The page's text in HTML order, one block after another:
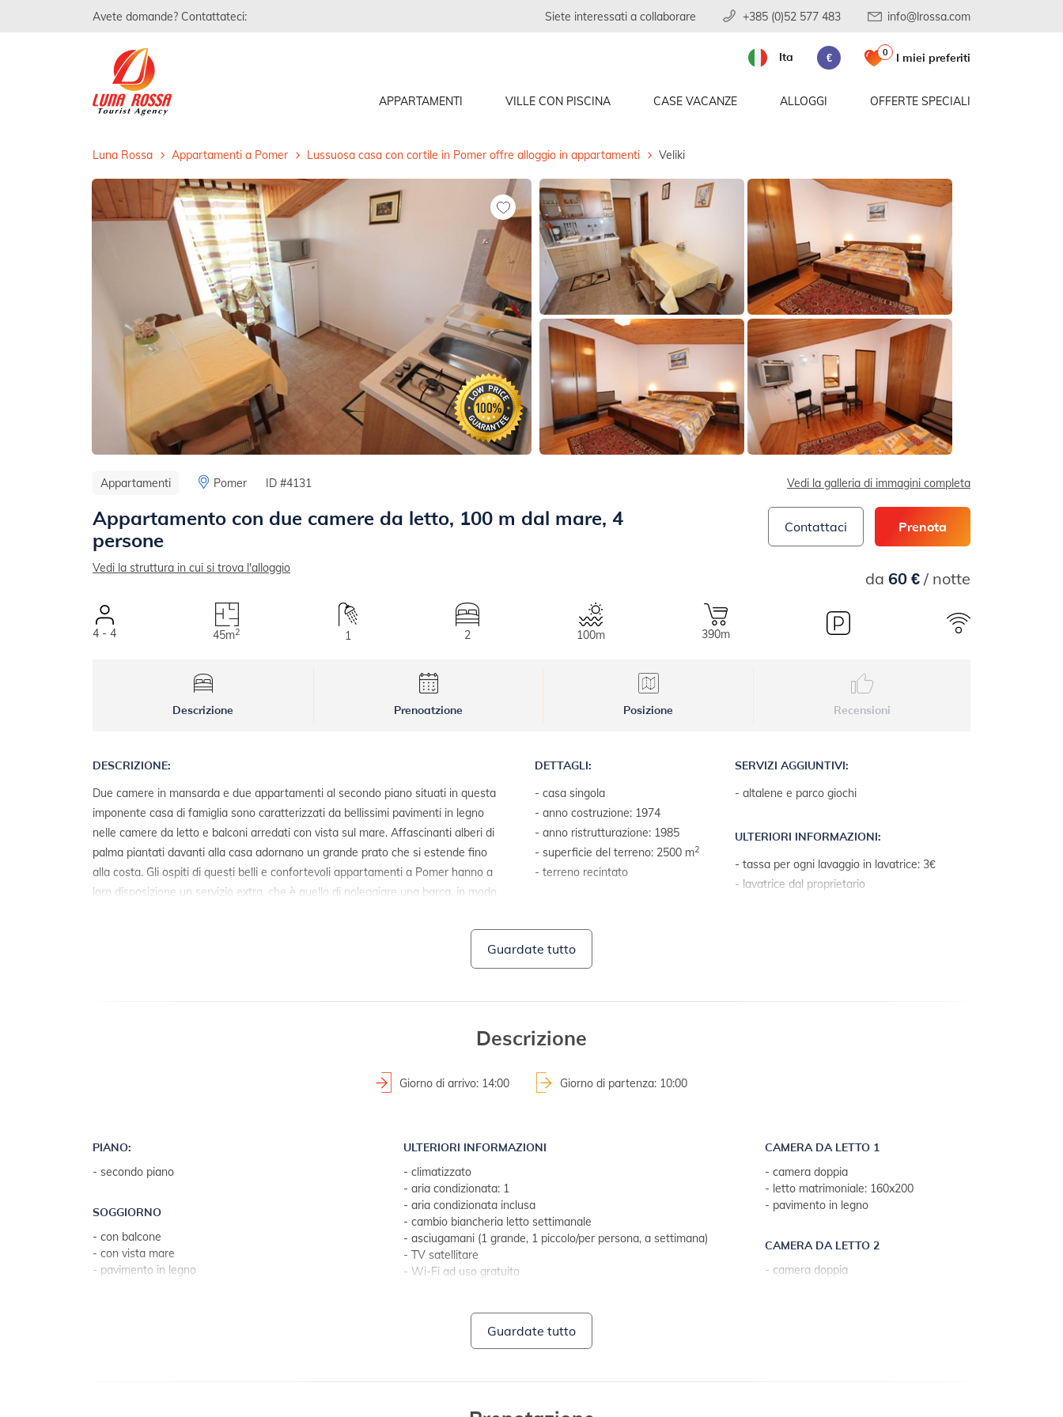
Avete domande? Contattateci: Siete interessati a collaborare +385 (0)52 577 483 info@lrossa.com
APPARTAMENTI VILLE CON PISCINA CASE VACANZE ALLOGGI OFFERTE SPECIALI
Ita € 0 I miei preferiti
Luna Rossa Appartamenti a Pomer Lussuosa casa con cortile in Pomer offre alloggio in appartamenti Veliki
Appartamenti Pomer ID #4131 Vedi la galleria di immagini completa
Appartamento con due camere da letto, 100 m dal mare, 4
persone
Vedi la struttura in cui si trova l'alloggio
Contattaci Prenota
da 60 €/ notte
4 - 4 45m2 1 2 100m 390m
Descrizione Prenoatzione Posizione Recensioni
DESCRIZIONE:
Due camere in mansarda e due appartamenti al secondo piano situati in questa
imponente casa di famiglia sono caratterizzati da bellissimi pavimenti in legno
nelle camere da letto e balconi arredati con vista sul mare. Affascinanti alberi di
palma piantati davanti alla casa adornano un grande prato che si estende fino
alla costa. Gli ospiti di questi belli e confortevoli appartamenti a Pomer hanno a
loro disposizione un servizio extra, che è quello di noleggiare una barca, in modo
DETTAGLI:
- casa singola
- anno costruzione: 1974
- anno ristrutturazione: 1985
- superficie del terreno: 2500 m2
- terreno recintato
- giardino delimitato da siepe
- mobili da giardino
SERVIZI AGGIUNTIVI:
- altalene e parco giochi
ULTERIORI INFORMAZIONI:
- tassa per ogni lavaggio in lavatrice: 3€
- lavatrice dal proprietario
Guardate tutto
Descrizione
Giorno di arrivo: 14:00 Giorno di partenza: 10:00
PIANO:
- secondo piano
SOGGIORNO
- con balcone
- con vista mare
- pavimento in legno
ULTERIORI INFORMAZIONI
- climatizzato
- aria condizionata: 1
- aria condizionata inclusa
- cambio biancheria letto settimanale
- asciugamani (1 grande, 1 piccolo/per persona, a settimana)
- TV satellitare
- Wi-Fi ad uso gratuito
- bagno con WC
CAMERA DA LETTO 1
- camera doppia
- letto matrimoniale: 160x200
- pavimento in legno
CAMERA DA LETTO 2
- camera doppia
Guardate tutto